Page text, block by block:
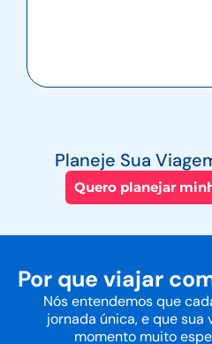
Planeje Sua
Quero planejar
Por que viajar
Nós entendemos que
jornada única, e que sua
momento muito